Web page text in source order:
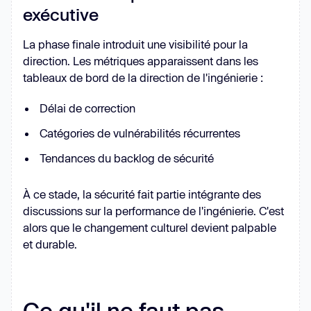
exécutive
La phase finale introduit une visibilité pour la
direction. Les métriques apparaissent dans les
tableaux de bord de la direction de l'ingénierie :
Délai de correction
Catégories de vulnérabilités récurrentes
Tendances du backlog de sécurité
À ce stade, la sécurité fait partie intégrante des
discussions sur la performance de l'ingénierie. C'est
alors que le changement culturel devient palpable
et durable.